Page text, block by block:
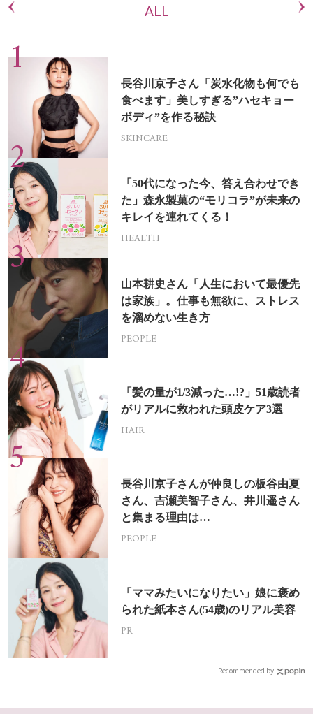
ALL
長谷川京子さん「炭水化物も何でも
食べます」美しすぎる”ハセキョー
ボディ”を作る秘訣
SKINCARE
「50代になった今、答え合わせでき
た」森永製菓の“モリコラ”が未来の
キレイを連れてくる！
HEALTH
山本耕史さん「人生において最優先
は家族」。仕事も無欲に、ストレス
を溜めない生き方
PEOPLE
「髪の量が1/3減った…!?」51歳読者
がリアルに救われた頭皮ケア3選
HAIR
長谷川京子さんが仲良しの板谷由夏
さん、吉瀬美智子さん、井川遥さん
と集まる理由は…
PEOPLE
「ママみたいになりたい」娘に褒め
られた紙本さん(54歳)のリアル美容
PR
Recommended by